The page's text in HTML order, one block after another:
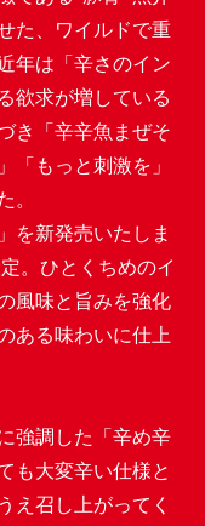
た、ワイルドで重
年は「辛さのイン
欲求が増している
き「辛辛魚まぜそ
「もっと刺激を」
。
を新発売いたしま
。ひとくちめのイ
風味と旨みを強化
ある味わいに仕上
強調した「辛め辛
も大変辛い仕様と
え召し上がってく